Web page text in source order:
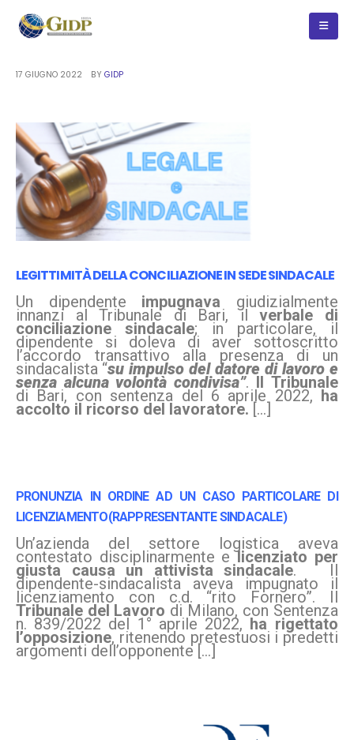
17 GIUGNO 2022 BY GIDP
LEGITTIMITÀ DELLA CONCILIAZIONE IN SEDE SINDACALE
Un dipendente impugnava giudizialmente
innanzi al Tribunale di Bari, il verbale di
conciliazione sindacale; in particolare, il
dipendente si doleva di aver sottoscritto
l’accordo transattivo alla presenza di un
sindacalista “su impulso del datore di lavoro e
senza alcuna volontà condivisa”. Il Tribunale
di Bari, con sentenza del 6 aprile 2022, ha
accolto il ricorso del lavoratore. […]
PRONUNZIA IN ORDINE AD UN CASO PARTICOLARE DI
LICENZIAMENTO(RAPPRESENTANTE SINDACALE)
Un’azienda del settore logistica aveva
contestato disciplinarmente elicenziato per
giusta causa un attivista sindacale. Il
dipendente-sindacalista aveva impugnato il
licenziamento con c.d. “rito Fornero”. Il
Tribunale del Lavoro di Milano, con Sentenza
n. 839/2022 del 1° aprile 2022, ha rigettato
l’opposizione, ritenendo pretestuosi i predetti
argomenti dell’opponente […]